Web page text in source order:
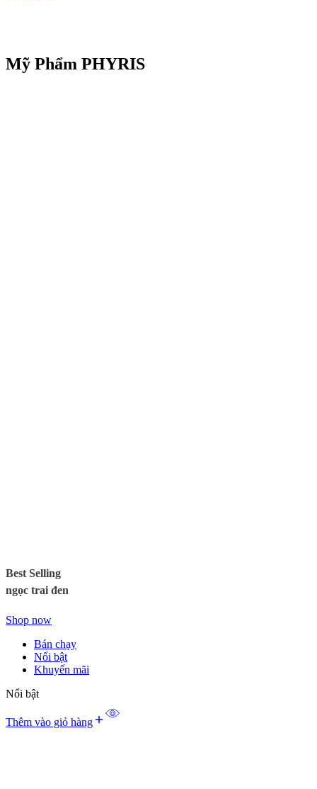
Mỹ Phẩm PHYRIS
Best Selling
ngọc trai đen
Shop now
Bán chạy
Nổi bật
Khuyến mãi
Nổi bật
Thêm vào giỏ hàng